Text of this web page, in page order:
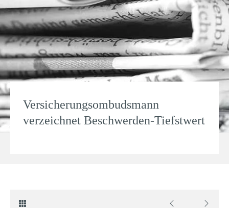
Versicherungsombudsmann
verzeichnet Beschwerden-Tiefstwert